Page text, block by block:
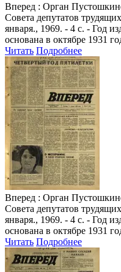
Вперед : Орган
Совета депутатов
января., 1969. - 4 с. - Год
основана в октябре 1931
Читать Подробнее
Вперед : Орган
Совета депутатов
января., 1969. - 4 с. - Год
основана в октябре 1931
Читать Подробнее